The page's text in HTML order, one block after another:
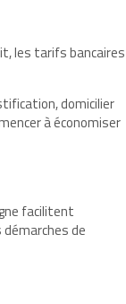
les tarifs bancaires
domicilier
à économiser
facilitent
de